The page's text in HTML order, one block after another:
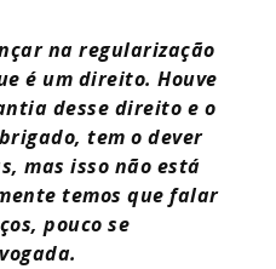
na regularização
é um direito. Houve
desse direito e o
tem o dever
mas isso não está
temos que falar
pouco se